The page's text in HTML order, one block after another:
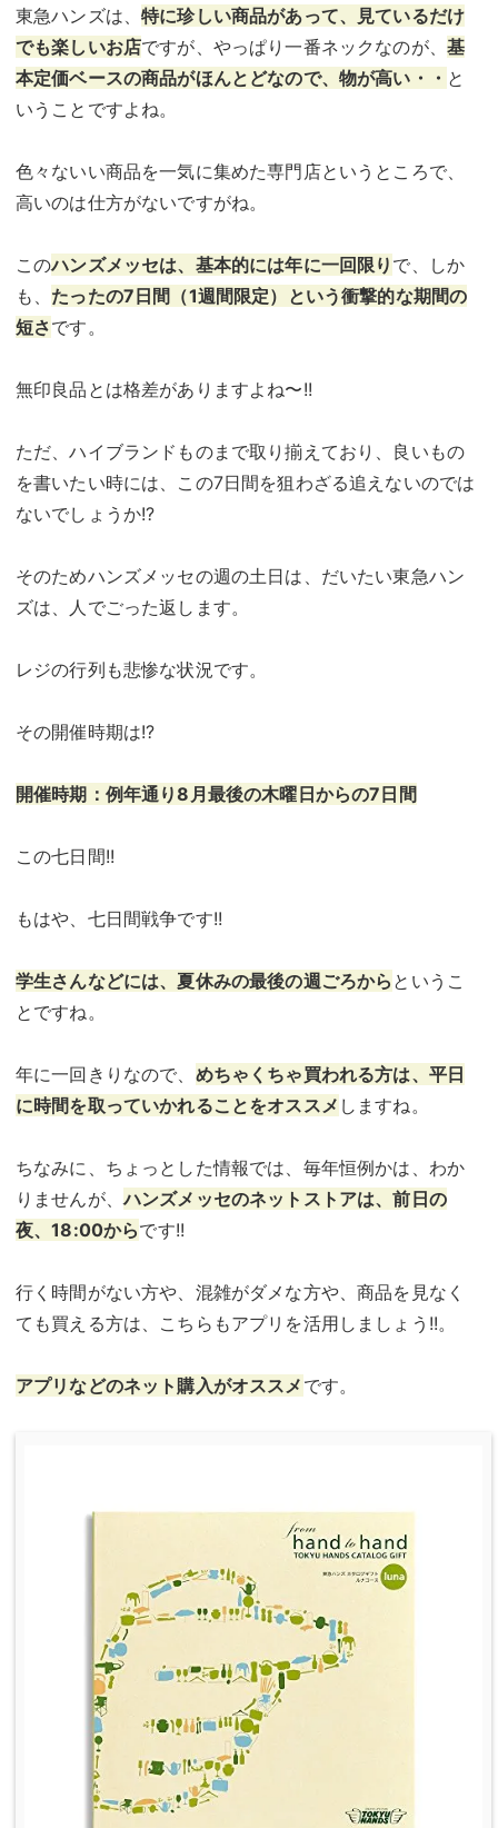
東急ハンズは、特に珍しい商品があって、見ているだけ
でも楽しいお店ですが、やっぱり一番ネックなのが、 基
本定価ベースの商品がほんとどなので、物が高い・・ と
いうことですよね。
色々ないい商品を一気に集めた専門店というところで、
高いのは仕方がないですがね。
このハンズメッセは、基本的には年に一回限り で、しか
も、 たったの7日間（1週間限定）という衝撃的な期間の
短さです。
無印良品とは格差がありますよね〜!!
ただ、ハイブランドものまで取り揃えており、良いもの
を書いたい時には、この7日間を狙わざる追えないのでは
ないでしょうか!?
そのためハンズメッセの週の土日は、だいたい東急ハン
ズは、人でごった返します。
レジの行列も悲惨な状況です。
その開催時期は!?
開催時期：例年通り8月最後の木曜日からの7日間
この七日間!!
もはや、七日間戦争です!!
学生さんなどには、夏休みの最後の週ごろから というこ
とですね。
年に一回きりなので、 めちゃくちゃ買われる方は、平日
に時間を取っていかれることをオススメ しますね。
ちなみに、ちょっとした情報では、毎年恒例かは、わか
りませんが、ハンズメッセのネットストアは、前日の
夜、18:00からです!!
行く時間がない方や、混雑がダメな方や、商品を見なく
ても買える方は、こちらもアプリを活用しましょう!!。
アプリなどのネット購入がオススメ です。